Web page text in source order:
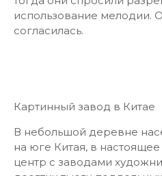
использование мелодии.
согласилась.
Картинный завод в Китае
В небольшой деревне
на юге Китая, в
центр с заводами